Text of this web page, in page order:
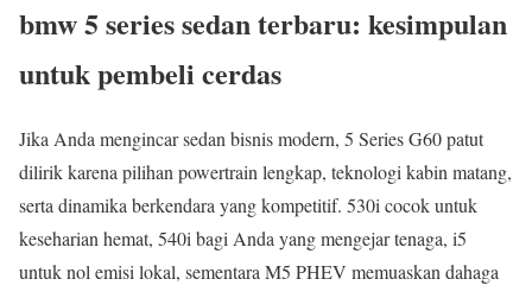
bmw 5 series sedan terbaru: kesimpulan
untuk pembeli cerdas
Jika Anda mengincar sedan bisnis modern, 5 Series G60 patut
dilirik karena pilihan powertrain lengkap, teknologi kabin matang,
serta dinamika berkendara yang kompetitif. 530i cocok untuk
keseharian hemat, 540i bagi Anda yang mengejar tenaga, i5
untuk nol emisi lokal, sementara M5 PHEV memuaskan dahaga